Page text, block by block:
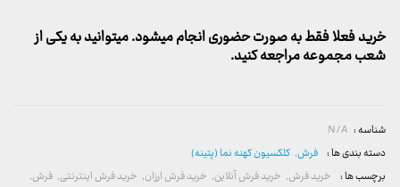
خرید فعلا فقط به صورت حضوری انجام میشود. میتوانید به یکی از
شعب مجموعه مراجعه کنید.
شناسه : N/A
دسته بندی ها : فرش, کلکسیون کهنه نما (پتینه)
برچسب ها : خرید فرش, خرید فرش آنلاین, خرید فرش ارزان, خرید فرش اینترنتی, فرش,